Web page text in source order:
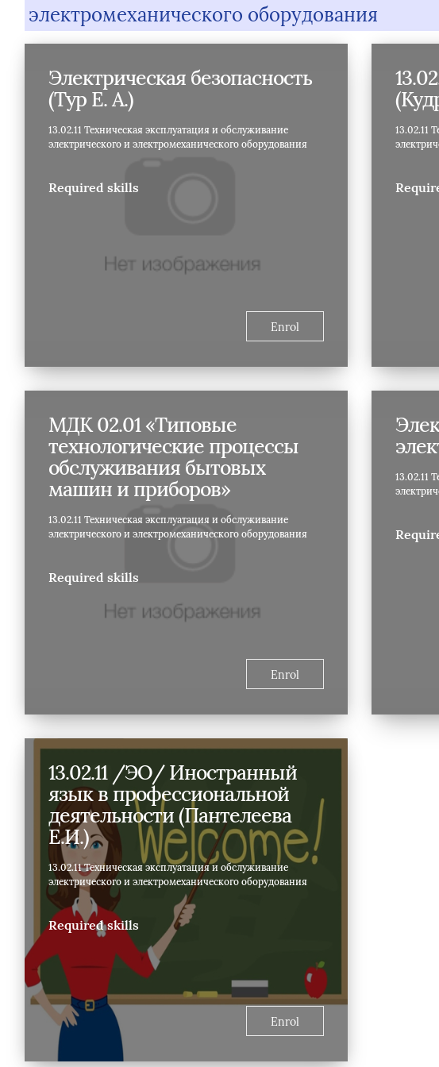
электромеханического оборудования
Электрическая безопасность
(Тур Е. А.)
13.02.11 Техническая эксплуатация и обслуживание
электрического и электромеханического оборудования
Required skills
Enrol
13.02.11
МДК 02.01 «Типовые
технологические процессы
обслуживания бытовых
машин и приборов»
13.02.11 Техническая эксплуатация и обслуживание
электрического и электромеханического оборудования
Required skills
Enrol
13.02.11
13.02.11 /ЭО/ Иностранный
язык в профессиональной
деятельности (Пантелеева
Е.И.)
13.02.11 Техническая эксплуатация и обслуживание
электрического и электромеханического оборудования
Required skills
Enrol